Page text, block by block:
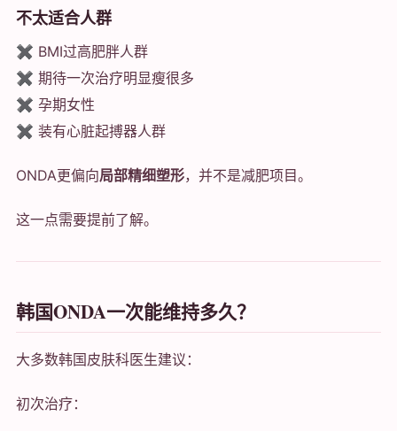
不太适合人群
✖ BMI过高肥胖人群
✖ 期待一次治疗明显瘦很多
✖ 孕期女性
✖ 装有心脏起搏器人群
ONDA更偏向局部精细塑形，并不是减肥项目。
这一点需要提前了解。
韩国ONDA一次能维持多久？
大多数韩国皮肤科医生建议：
初次治疗：